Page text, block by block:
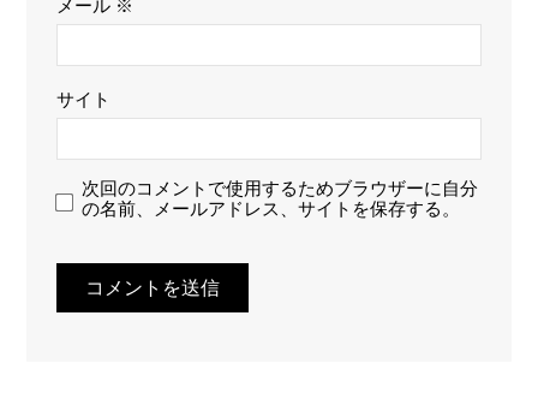
メール ※
サイト
次回のコメントで使用するためブラウザーに自分
の名前、メールアドレス、サイトを保存する。